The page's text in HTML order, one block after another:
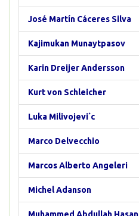
José Martín Cáceres Silva
Kajimukan Munaytpasov
Karin Dreijer Andersson
Kurt von Schleicher
Luka Milivojevi´c
Marco Delvecchio
Marcos Alberto Angeleri
Michel Adanson